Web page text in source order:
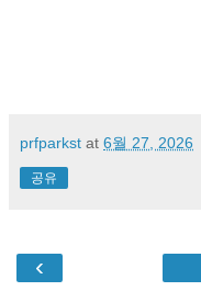
prfparkst at 6월 27, 2026
공유
‹